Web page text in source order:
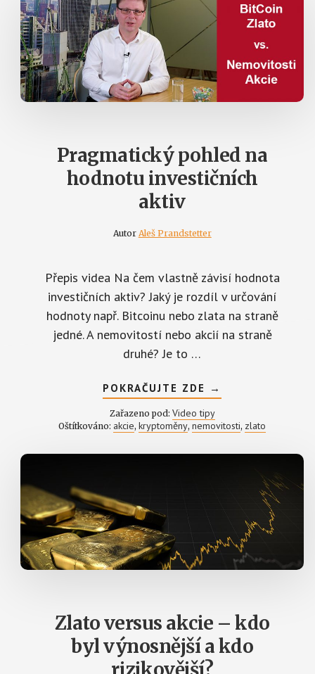
INVESTICI
DO
Pragmatický pohled na
hodnotu investičních
aktiv
Autor Aleš Prandstetter
Přepis videa Na čem vlastně závisí hodnota
investičních aktiv? Jaký je rozdíl v určování
hodnoty např. Bitcoinu nebo zlata na straně
jedné. A nemovitostí nebo akcií na straně
druhé? Je to …
POKRAČUJTE ZDE ABOUT
PRAGMATICKÝ
NA
HODNOTU
→
Zařazeno pod: Video tipy
Oštítkováno: akcie,kryptoměny,nemovitosti, zlato
Zlato versus akcie – kdo
byl výnosnější a kdo
rizikovější?